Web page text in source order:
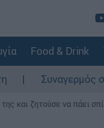
Food & Drink
Συναγερμός στην
και ζητούσε να πάει